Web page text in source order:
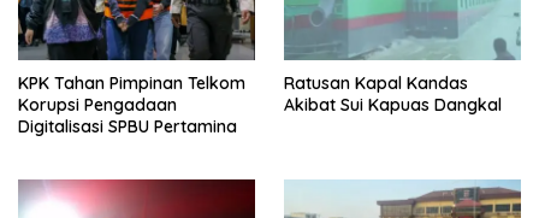
KPK Tahan Pimpinan Telkom
Korupsi Pengadaan
Digitalisasi SPBU Pertamina
Ratusan Kapal Kandas
Akibat Sui Kapuas Dangkal